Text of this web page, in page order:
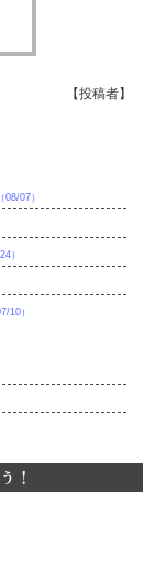
【投稿者】
07）
）
10）